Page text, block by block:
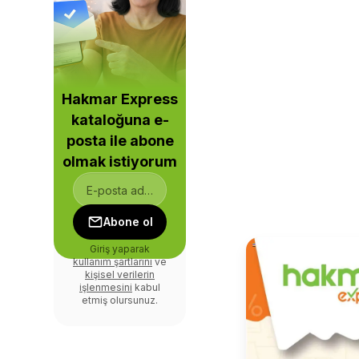
Hakmar Express
kataloğuna e-
posta ile abone
olmak istiyorum
Abone ol
Giriş yaparak
kullanım şartlarınıve
kişisel verilerin
işlenmesini kabul
etmiş olursunuz.